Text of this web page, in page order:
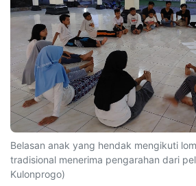
Belasan anak yang hendak mengikuti
tradisional menerima pengarahan dari
Kulonprogo)